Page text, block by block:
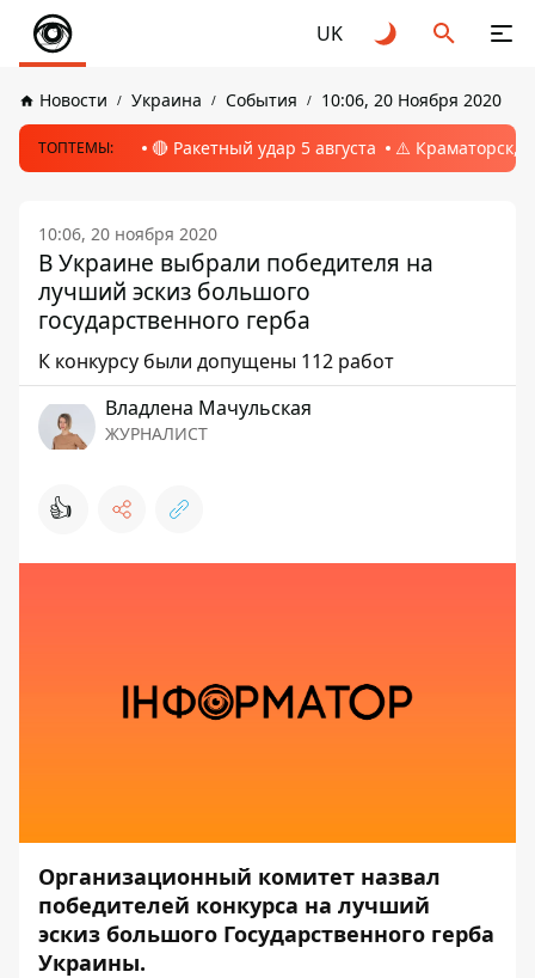
UK
Новости Украина События 10:06, 20 Ноября 2020
ТОПТЕМЫ: 🔴 Ракетный удар 5 августа ⚠️ Краматорск,
10:06, 20 ноября 2020
В Украине выбрали победителя на
лучший эскиз большого
государственного герба
К конкурсу были допущены 112 работ
Владлена Мачульская
ЖУРНАЛИСТ
👍
Организационный комитет назвал
победителей конкурса на лучший
эскиз большого Государственного герба
Украины.